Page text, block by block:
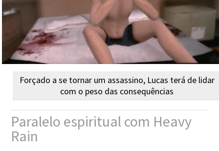
Forçado a se tornar um assassino, Lucas terá de lidar
com o peso das consequências
Paralelo espiritual com Heavy
Rain